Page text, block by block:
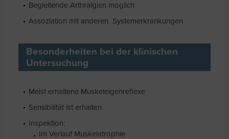
Begleitende Arthralgien möglich
Assoziation mit anderen Systemerkrankungen
Besonderheiten bei der klinischen
Untersuchung
Meist erhaltene Muskeleigenreflexe
Sensibilität ist erhalten
Inspektion:
Im Verlauf Muskelatrophie